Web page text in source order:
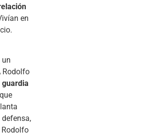
en
un
Rodolfo
guardia
que
defensa,
Rodolfo